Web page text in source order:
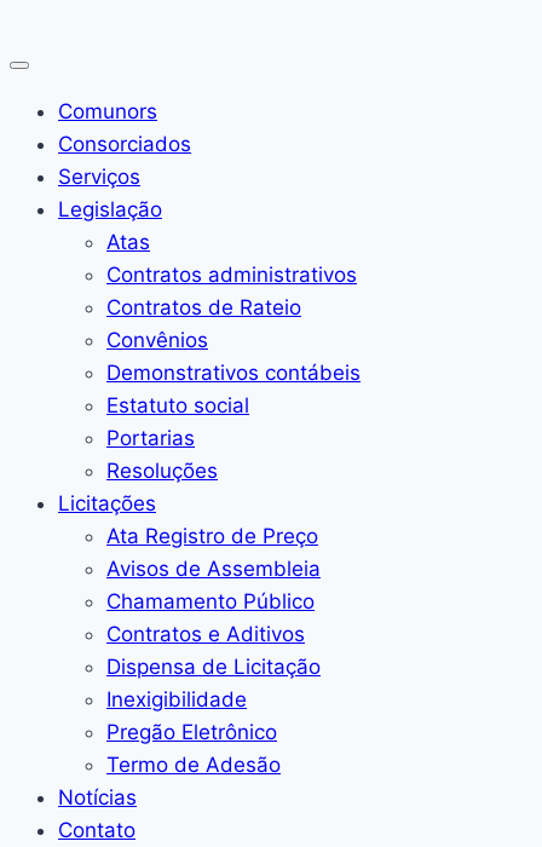
para
Conteúdo
Comunors
Consorciados
Serviços
Legislação
Atas
Contratos administrativos
Contratos de Rateio
Convênios
Demonstrativos contábeis
Estatuto social
Portarias
Resoluções
Licitações
Ata Registro de Preço
Avisos de Assembleia
Chamamento Público
Contratos e Aditivos
Dispensa de Licitação
Inexigibilidade
Pregão Eletrônico
Termo de Adesão
Notícias
Contato